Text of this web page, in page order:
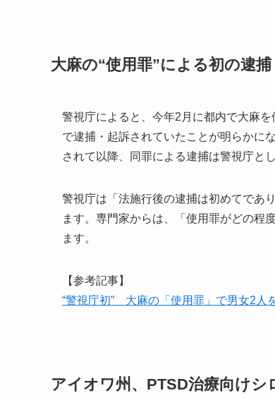
大麻の“使用罪”による初の逮
警視庁によると、今年2月に都内で大麻
で逮捕・起訴されていたことが明らかに
されて以降、同罪による逮捕は警視庁と
警視庁は「法施行後の逮捕は初めてであ
ます。専門家からは、「使用罪がどの程
ます。
【参考記事】
“警視庁初” 大麻の「使用罪」で男女2人
アイオワ州、PTSD治療向け